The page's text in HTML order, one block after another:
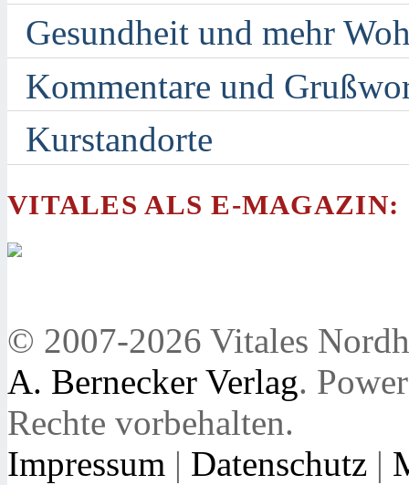
Gesundheit und mehr
Kommentare und
Kurstandorte
VITALES ALS E-MAGAZIN:
© 2007-2026 Vitales
A. Bernecker Verlag.
Rechte vorbehalten.
Impressum | Datenschutz |